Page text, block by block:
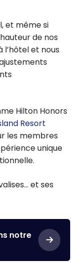
et même si
de nos
et nous
Hilton Honors
Resort
les membres
unique
et ses
notre